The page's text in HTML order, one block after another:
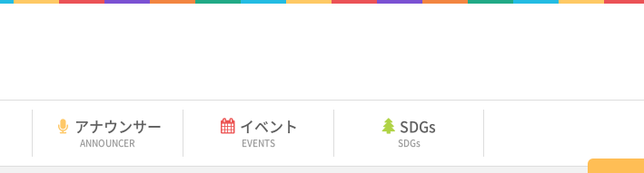
アナウンサー
ANNOUNCER
イベント
EVENTS
SDGs
SDGs